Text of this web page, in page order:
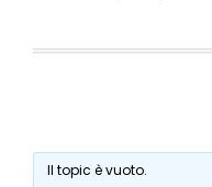
Il topic è vuoto.